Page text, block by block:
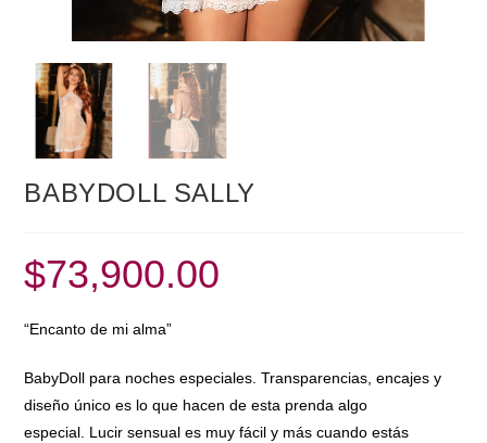
BABYDOLL SALLY
$73,900.00
“Encanto de mi alma”
BabyDoll para noches especiales. Transparencias, encajes y
diseño único es lo que hacen de esta prenda algo
especial. Lucir sensual es muy fácil y más cuando estás